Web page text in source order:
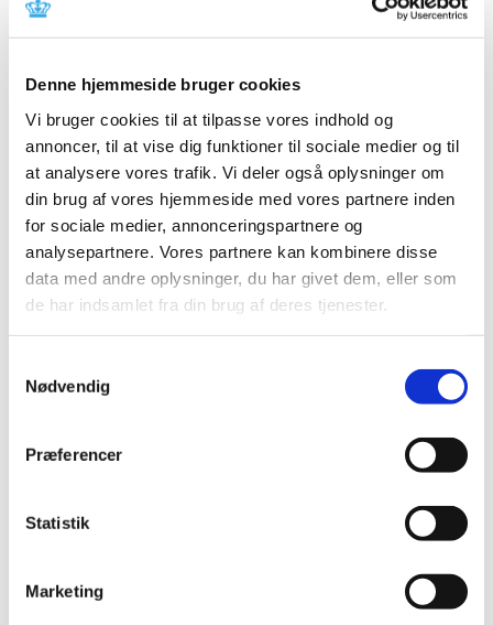
Denne hjemmeside bruger cookies
Vi bruger cookies til at tilpasse vores indhold og
annoncer, til at vise dig funktioner til sociale medier og til
at analysere vores trafik. Vi deler også oplysninger om
din brug af vores hjemmeside med vores partnere inden
for sociale medier, annonceringspartnere og
analysepartnere. Vores partnere kan kombinere disse
data med andre oplysninger, du har givet dem, eller som
de har indsamlet fra din brug af deres tjenester.
Nødvendig
Præferencer
Statistik
Marketing
2023 (195)
2022 (197)
2019 (159)
2018 (150)
2017 (167)
2016 (167)
2015 (33)
2014 (44)
2011 (13)
april (2)
2009 (14)